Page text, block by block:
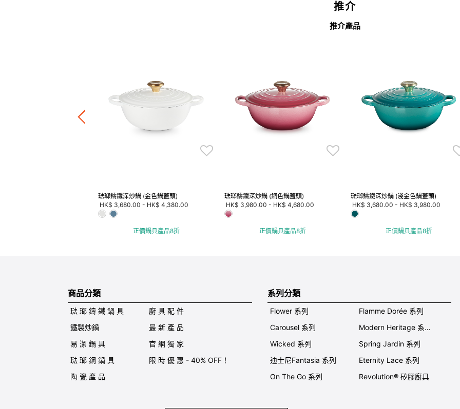
推介
推介產品
琺瑯鑄鐵深炒鍋 (金色鍋蓋頭)
HK$ 3,680.00 - HK$ 4,380.00
正價鍋具產品8折
琺瑯鑄鐵深炒鍋 (銅色鍋蓋頭)
HK$ 3,980.00 - HK$ 4,680.00
正價鍋具產品8折
琺瑯鑄鐵深炒鍋 (淺金色鍋蓋頭)
HK$ 3,680.00 - HK$ 3,980.00
正價鍋具產品8折
商品分類
琺 瑯 鑄 鐵 鍋 具
鐵製炒鍋
易 潔 鍋 具
琺 瑯 鋼 鍋 具
陶 瓷 產 品
廚 具 配 件
最 新 產 品
官 網 獨 家
限 時 優 惠 - 40% OFF！
系列分類
Flower 系列
Carousel 系列
Wicked 系列
迪士尼Fantasia 系列
On The Go 系列
Flamme Dorée 系列
Modern Heritage 系列
Spring Jardin 系列
Eternity Lace 系列
Revolution® 矽膠廚具